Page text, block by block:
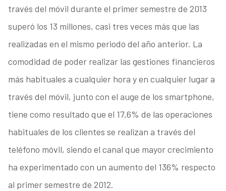
través del móvil durante el primer semestre de 2013
superó los 13 millones, casi tres veces más que las
realizadas en el mismo periodo del año anterior. La
comodidad de poder realizar las gestiones financieros
más habituales a cualquier hora y en cualquier lugar a
través del móvil, junto con el auge de los smartphone,
tiene como resultado que el 17,6% de las operaciones
habituales de los clientes se realizan a través del
teléfono móvil, siendo el canal que mayor crecimiento
ha experimentado con un aumento del 136% respecto
al primer semestre de 2012.